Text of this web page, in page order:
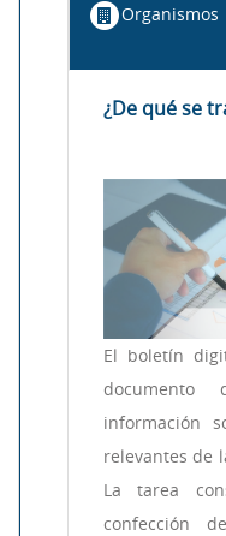
Organismos
¿De qué se
El boletín
documento
información
relevantes de
La tarea
confección